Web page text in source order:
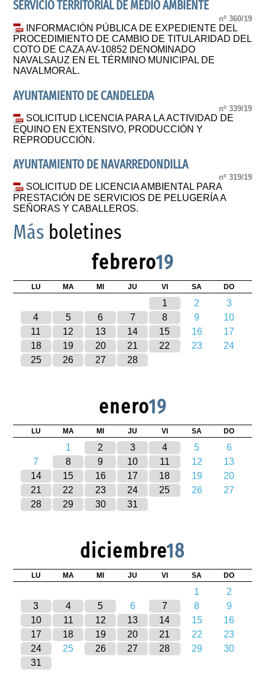
SERVICIO TERRITORIAL DE MEDIO AMBIENTE
nº 360/19
INFORMACIÓN PÚBLICA DE EXPEDIENTE DEL
PROCEDIMIENTO DE CAMBIO DE TITULARIDAD DEL
COTO DE CAZA AV-10852 DENOMINADO
NAVALSAUZ EN EL TÉRMINO MUNICIPAL DE
NAVALMORAL.
AYUNTAMIENTO DE CANDELEDA
nº 339/19
SOLICITUD LICENCIA PARA LA ACTIVIDAD DE
EQUINO EN EXTENSIVO, PRODUCCIÓN Y
REPRODUCCIÓN.
AYUNTAMIENTO DE NAVARREDONDILLA
nº 319/19
SOLICITUD DE LICENCIA AMBIENTAL PARA
PRESTACIÓN DE SERVICIOS DE PELUGERÍA A
SEÑORAS Y CABALLEROS.
Más boletines
febrero19
LU MA MI JU VI SA DO
1 2
3
4
5 6 7 8 9
10
11
12 13 14 15 16
17
18
19 20 21 22 23
24
25
26 27 28
enero19
LU MA MI JU VI SA DO
1 2 3 4 5
6
7
8 9 10 11 12
13
14
15 16 17 18 19
20
21
22 23 24 25 26
27
28
29 30 31
diciembre18
LU MA MI JU VI SA DO
1
2
3
4 5 6 7 8
9
10
11 12 13 14 15
16
17
18 19 20 21 22
23
24
25 26 27 28 29
30
31